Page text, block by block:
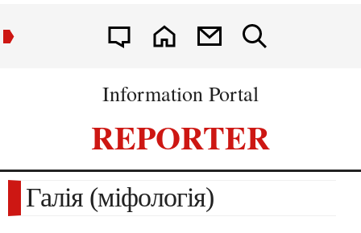
Information Portal
REPORTER
Галія (міфологія)